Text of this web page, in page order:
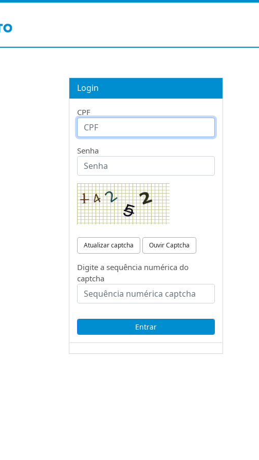
Login
CPF
Senha
Atualizar captcha Ouvir Captcha
Digite a sequência numérica do
captcha